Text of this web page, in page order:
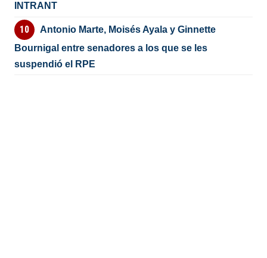
INTRANT
Antonio Marte, Moisés Ayala y Ginnette
Bournigal entre senadores a los que se les
suspendió el RPE